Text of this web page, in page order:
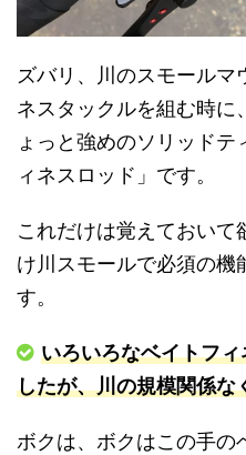
ズバリ、川のスモールマ
ネスタックルを組む時に
ょっと強めのソリッド
ィネスロッド」です。
これだけは覚えておいて
け川スモールで必須の機
す。
いろいろなベイトフ
したが、川の規模関係な
ボクは、ボクはこの手の